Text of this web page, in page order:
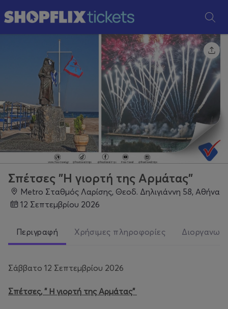
Σπέτσες "Η γιορτή της Αρμάτας"
Metro Σταθμός Λαρίσης, Θεοδ. Δηλιγιάννη 58, Αθήνα
12 Σεπτεμβρίου 2026
Περιγραφή Χρήσιμες πληροφορίες
Σάββατο 12 Σεπτεμβρίου 2026
Σπέτσες, " Η γιορτή της Αρμάτας"